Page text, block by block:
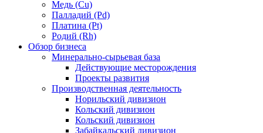
Медь (Cu)
Палладий (Pd)
Платина (Pt)
Родий (Rh)
Обзор бизнеса
Минерально-сырьевая база
Действующие месторождения
Проекты развития
Производственная деятельность
Норильский дивизион
Кольский дивизион
Кольский дивизион
Забайкальский дивизион